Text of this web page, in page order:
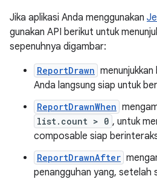
Jika aplikasi Anda menggunakan
gunakan API berikut untuk
sepenuhnya digambar:
ReportDrawn
Anda langsung siap untuk
ReportDrawnWhen
list.count > 0 , untuk
composable siap
ReportDrawnAfter
penangguhan yang, setelah